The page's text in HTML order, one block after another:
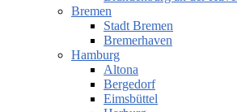
Bremen
Stadt Bremen
Bremerhaven
Hamburg
Altona
Bergedorf
Eimsbüttel